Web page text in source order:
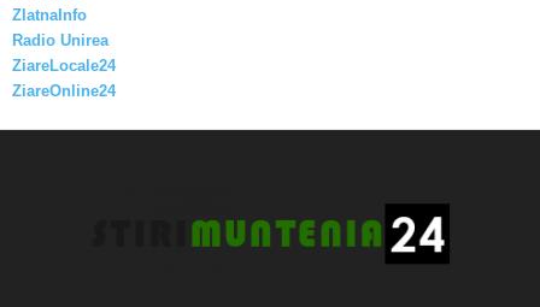
ZlatnaInfo
Radio Unirea
ZiareLocale24
ZiareOnline24